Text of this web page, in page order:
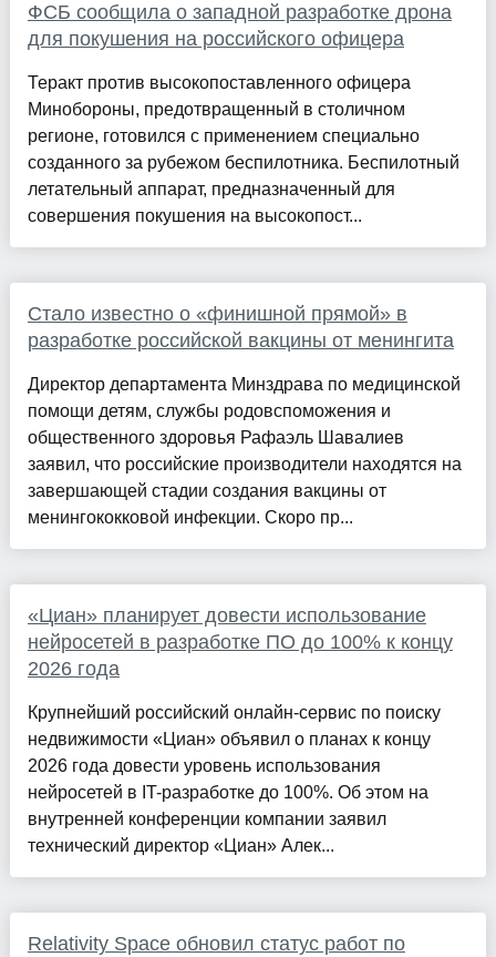
ФСБ сообщила о западной разработке дрона
для покушения на российского офицера
Теракт против высокопоставленного офицера
Минобороны, предотвращенный в столичном
регионе, готовился с применением специально
созданного за рубежом беспилотника. Беспилотный
летательный аппарат, предназначенный для
совершения покушения на высокопост...
Стало известно о «финишной прямой» в
разработке российской вакцины от менингита
Директор департамента Минздрава по медицинской
помощи детям, службы родовспоможения и
общественного здоровья Рафаэль Шавалиев
заявил, что российские производители находятся на
завершающей стадии создания вакцины от
менингококковой инфекции. Скоро пр...
«Циан» планирует довести использование
нейросетей в разработке ПО до 100% к концу
2026 года
Крупнейший российский онлайн-сервис по поиску
недвижимости «Циан» объявил о планах к концу
2026 года довести уровень использования
нейросетей в IT-разработке до 100%. Об этом на
внутренней конференции компании заявил
технический директор «Циан» Алек...
Relativity Space обновил статус работ по